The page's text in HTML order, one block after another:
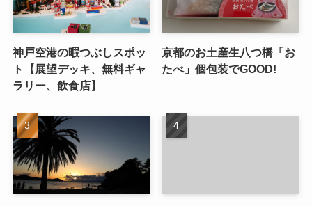
神戸空港の暇つぶしスポッ
ト【展望デッキ、無料ギャ
ラリー、飲食店】
京都のお土産生八つ橋「お
たべ」個包装でGOOD!